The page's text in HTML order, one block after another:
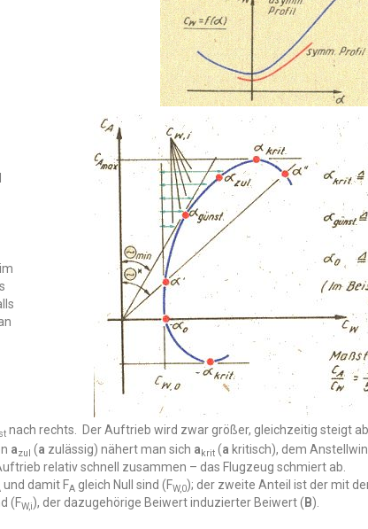
nach rechts. Der Auftrieb wird zwar größer, gleichzeitig steigt
azul (a zulässig) nähert man sich akrit (a kritisch), dem
relativ schnell zusammen – das Flugzeug schmiert ab.
und damit FA gleich Null sind (FW,0); der zweite Anteil ist der mit
(FW,i), der dazugehörige Beiwert induzierter Beiwert (B).